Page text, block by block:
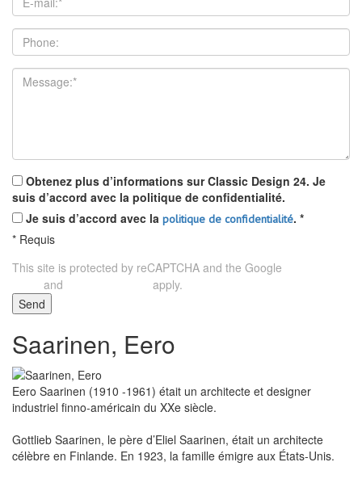
Obtenez plus d’informations sur Classic Design 24. Je
suis d’accord avec la politique de confidentialité.
Je suis d’accord avec la politique de confidentialité. *
* Requis
This site is protected by reCAPTCHA and the Google
and
apply.
Send
Saarinen, Eero
Eero Saarinen (1910 -1961) était un architecte et designer
industriel finno-américain du XXe siècle.
Gottlieb Saarinen, le père d’Eliel Saarinen, était un architecte
célèbre en Finlande. En 1923, la famille émigre aux États-Unis.